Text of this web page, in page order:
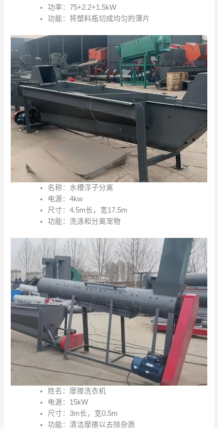
功率：75+2.2+1.5kW
功能：将塑料瓶切成均匀的薄片
名称：水槽浮子分离
电源：4kw
尺寸：4.5m长，宽17.5m
功能：洗涤和分离宠物
姓名：摩擦洗衣机
电源：15kW
尺寸：3m长，宽0.5m
功能：清洁摩擦以去除杂质